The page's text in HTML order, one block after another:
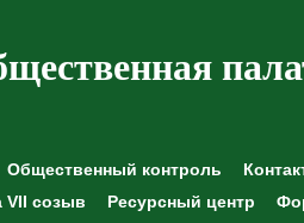
Общественный контроль
VII созыв
Ресурсный центр